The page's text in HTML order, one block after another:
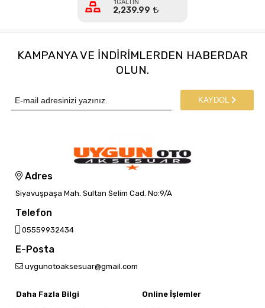
1GALTIN
2,239.99
KAMPANYA VE INDIRIMLERDEN HABERDAR
OLUN.
KAYDOL
Adres
Siyavuşpaşa Mah. Sultan Selim Cad. No:9/A
Telefon
05559932434
E-Posta
uygunotoaksesuar@gmail.com
Daha Fazla Bilgi Online İşlemler